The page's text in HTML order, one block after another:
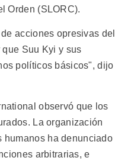
Orden (SLORC).
acciones opresivas del
Suu Kyi y sus
políticos básicos", dijo
observó que los
La organización
humanos ha denunciado
arbitrarias, e